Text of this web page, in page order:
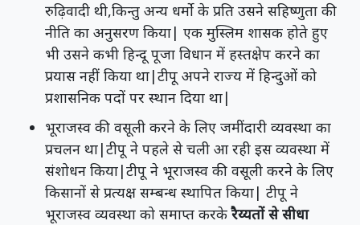
रुढ़िवादी थी,किन्तु अन्य धर्मो के प्रति उसने सहिष्णुता की
नीति का अनुसरण किया| एक मुस्लिम शासक होते हुए
भी उसने कभी हिन्दू पूजा विधान में हस्तक्षेप करने का
प्रयास नहीं किया था|टीपू अपने राज्य में हिन्दुओं को
प्रशासनिक पदों पर स्थान दिया था|
भूराजस्व की वसूली करने के लिए जमींदारी व्यवस्था का
प्रचलन था|टीपू ने पहले से चली आ रही इस व्यवस्था में
संशोधन किया|टीपू ने भूराजस्व की वसूली करने के लिए
किसानों से प्रत्यक्ष सम्बन्ध स्थापित किया| टीपू ने
भूराजस्व व्यवस्था को समाप्त करकेरैय्यतों से सीधा